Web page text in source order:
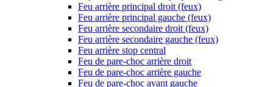
Feu arrière principal droit (feux)
Feu arrière principal gauche (feux)
Feu arrière secondaire droit (feux)
Feu arrière secondaire gauche (feux)
Feu arrière stop central
Feu de pare-choc arrière droit
Feu de pare-choc arrière gauche
Feu de pare-choc avant gauche